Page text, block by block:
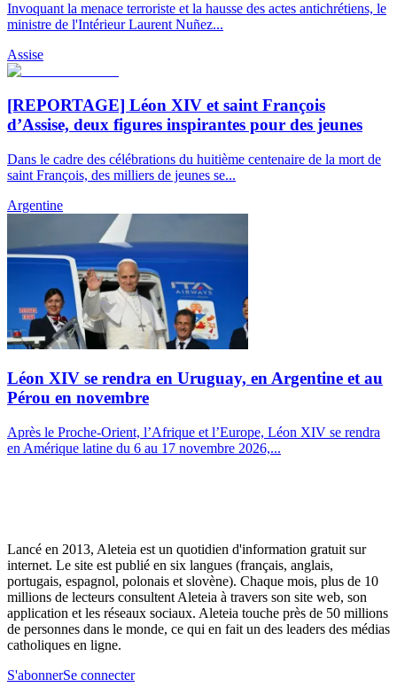
Invoquant la menace terroriste et la hausse des actes antichrétiens, le
ministre de l'Intérieur Laurent Nuñez...
Assise
[REPORTAGE] Léon XIV et saint François
d’Assise, deux figures inspirantes pour des jeunes
Dans le cadre des célébrations du huitième centenaire de la mort de
saint François, des milliers de jeunes se...
Argentine
Léon XIV se rendra en Uruguay, en Argentine et au
Pérou en novembre
Après le Proche-Orient, l’Afrique et l’Europe, Léon XIV se rendra
en Amérique latine du 6 au 17 novembre 2026,...
Lancé en 2013, Aleteia est un quotidien d'information gratuit sur
internet. Le site est publié en six langues (français, anglais,
portugais, espagnol, polonais et slovène). Chaque mois, plus de 10
millions de lecteurs consultent Aleteia à travers son site web, son
application et les réseaux sociaux. Aleteia touche près de 50 millions
de personnes dans le monde, ce qui en fait un des leaders des médias
catholiques en ligne.
S'abonnerSe connecter